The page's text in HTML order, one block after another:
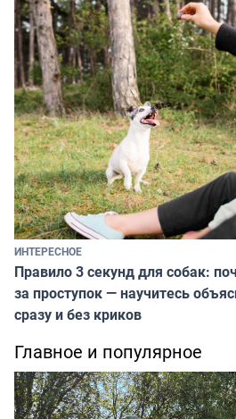
ИНТЕРЕСНОЕ
Правило 3 секунд для собак:
за проступок — научитесь
сразу и без криков
Главное и популярное